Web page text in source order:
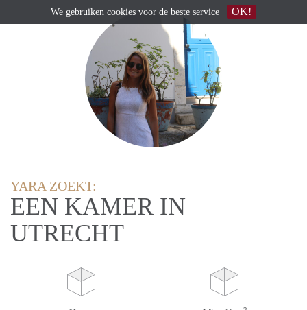
YARA ZOEKT:
EEN KAMER IN
UTRECHT
We gebruiken cookies voor de beste service OK!